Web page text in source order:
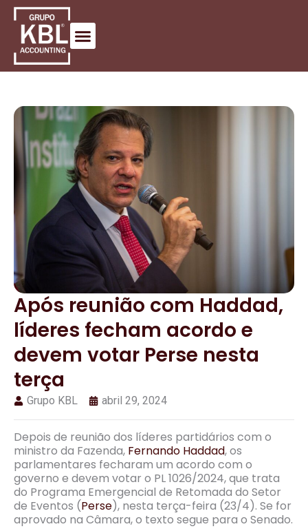
Após reunião com Haddad,
líderes fecham acordo e
devem votar Perse nesta
terça
Grupo KBL abril 29, 2024
Depois de reunião dos líderes partidários com o
ministro da Fazenda, Fernando Haddad, os
parlamentares fecharam um acordo com o
governo e devem votar o PL 1026/2024, que trata
do Programa Emergencial de Retomada do Setor
de Eventos (Perse), nesta terça-feira (23/4). Se for
aprovado na Câmara, o texto segue para o Senado.